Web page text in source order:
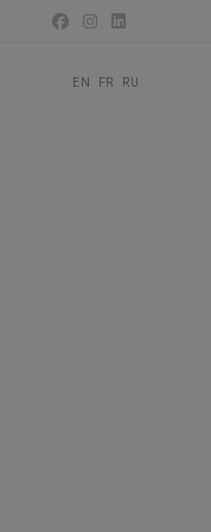
EN FR RU